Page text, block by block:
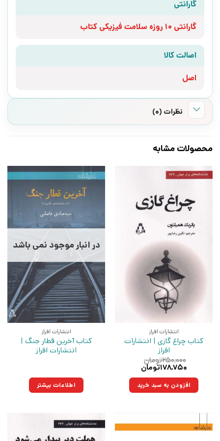
گارانتی
گارانتی 10 روزه سلامت فیزیکی کتاب
اصالت کالا
اصل
نظرات (0)
محصولات مشابه
انتشارات افراز
کتاب چراغ گازی | انتشارات
افراز
۲۵۰,۰۰۰تومان
قیمت
۲۵۰,۰۰۰تومان
بود.
۱۷۸,۷۵۰تومان
۱۷۸,۷۵۰تومان.افزودن به سبد خرید
در انبار موجود نمی باشد
انتشارات افراز
کتاب آخرین قطار جنگ |
انتشارات افراز
اطلاعات بیشتر